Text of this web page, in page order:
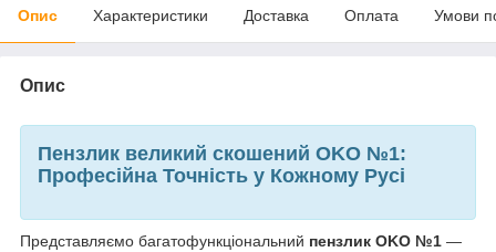
Опис Характеристики Доставка Оплата Умови
Опис
Пензлик великий скошений OKO №1:
Професійна Точність у Кожному Русі
Представляємо багатофункціональний пензлик OKO №1 —